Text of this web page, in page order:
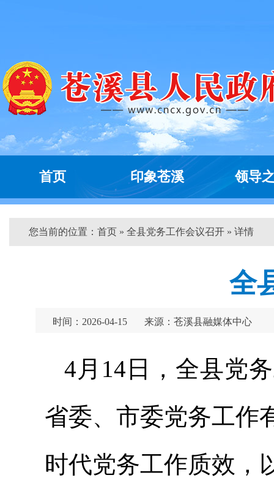
首页 印象苍溪 领导
您当前的位置： 首页 » 全县党务工作会议召开 » 详情
全
时间：2026-04-15 来源：苍溪县融媒体中心
4月14日，全县党
省委、市委党务工作
时代党务工作质效，